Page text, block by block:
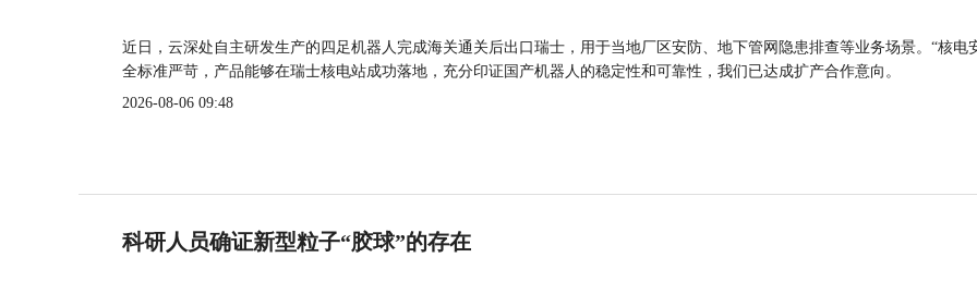
近日，云深处自主研发生产的四足机器人完成海关通关后出口瑞士，用于当地厂区安防、地下管网隐患排查等业务场景。“核电
全标准严苛，产品能够在瑞士核电站成功落地，充分印证国产机器人的稳定性和可靠性，我们已达成扩产合作意向。
2026-08-06 09:48
科研人员确证新型粒子“胶球”的存在